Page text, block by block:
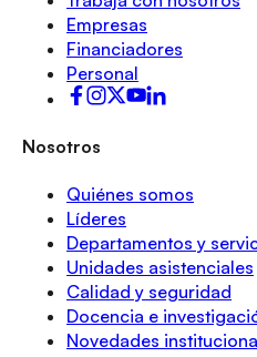
Empresas
Financiadores
Personal
Nosotros
Quiénes somos
Líderes
Departamentos y
Unidades asistenciales
Calidad y seguridad
Docencia e
Novedades